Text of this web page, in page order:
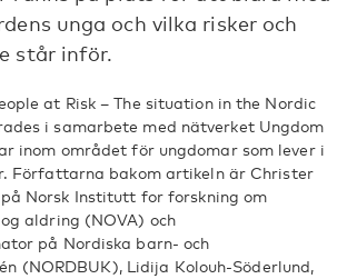
unga och vilka risker och
står inför.
at Risk – The situation in the Nordic
i samarbete med nätverket Ungdom
inom området för ungdomar som lever i
Författarna bakom artikeln är Christer
Norsk Institutt for forskning om
aldring (NOVA) och
på Nordiska barn- och
(NORDBUK), Lidija Kolouh-Söderlund,